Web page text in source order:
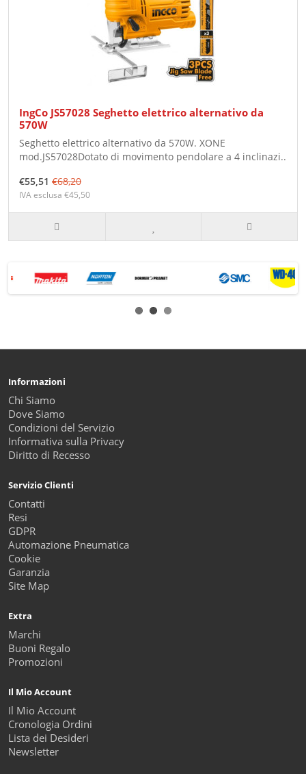
IngCo JS57028 Seghetto elettrico alternativo da
570W
Seghetto elettrico alternativo da 570W. XONE
mod.JS57028Dotato di movimento pendolare a 4 inclinazi..
€55,51 €68,20
IVA esclusa €45,50
Informazioni
Chi Siamo
Dove Siamo
Condizioni del Servizio
Informativa sulla Privacy
Diritto di Recesso
Servizio Clienti
Contatti
Resi
GDPR
Automazione Pneumatica
Cookie
Garanzia
Site Map
Extra
Marchi
Buoni Regalo
Promozioni
Il Mio Account
Il Mio Account
Cronologia Ordini
Lista dei Desideri
Newsletter